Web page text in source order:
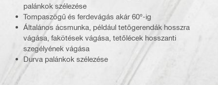
palánkok szélezése
Tompaszögű és ferdevágás akár 60°-ig
Általános ácsmunka, például tetőgerendák hosszra
vágása, fakötések vágása, tetőlécek hosszanti
szegélyének vágása
Durva palánkok szélezése